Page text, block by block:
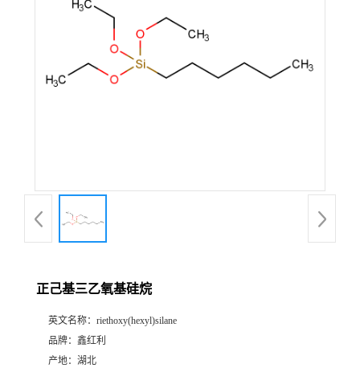
正己基三乙氧基硅烷
英文名称： riethoxy(hexyl)silane
品牌： 鑫红利
产地： 湖北